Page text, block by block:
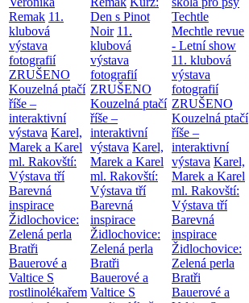
Remak 11.
klubová
výstava
fotografií
ZRUŠENO
Kouzelná ptačí
říše –
interaktivní
výstava Karel,
Marek a Karel
ml. Rakovští:
Výstava tří
Barevná
inspirace
Židlochovice:
Zelená perla
Bratři
Bauerové a
Valtice S
rostlinolékařem
Den s Pinot
Noir 11.
klubová
výstava
fotografií
ZRUŠENO
Kouzelná ptačí
říše –
interaktivní
výstava Karel,
Marek a Karel
ml. Rakovští:
Výstava tří
Barevná
inspirace
Židlochovice:
Zelená perla
Bratři
Bauerové a
Valtice S
Techtle
Mechtle revue
- Letní show
11. klubová
výstava
fotografií
ZRUŠENO
Kouzelná ptačí
říše –
interaktivní
výstava Karel,
Marek a Karel
ml. Rakovští:
Výstava tří
Barevná
inspirace
Židlochovice:
Zelená perla
Bratři
Bauerové a